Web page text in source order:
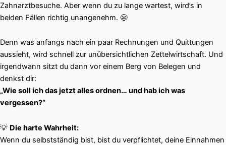
Zahnarztbesuche. Aber wenn du zu lange wartest, wird’s in
beiden Fällen richtig unangenehm. 😬
Denn was anfangs nach ein paar Rechnungen und Quittungen
aussieht, wird schnell zur unübersichtlichen Zettelwirtschaft. Und
irgendwann sitzt du dann vor einem Berg von Belegen und
denkst dir:
„Wie soll ich das jetzt alles ordnen… und hab ich was
vergessen?“
💡 Die harte Wahrheit:
Wenn du selbstständig bist, bist du verpflichtet, deine Einnahmen